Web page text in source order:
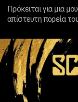
Πρόκειται για μια
απίστευτη πορεία